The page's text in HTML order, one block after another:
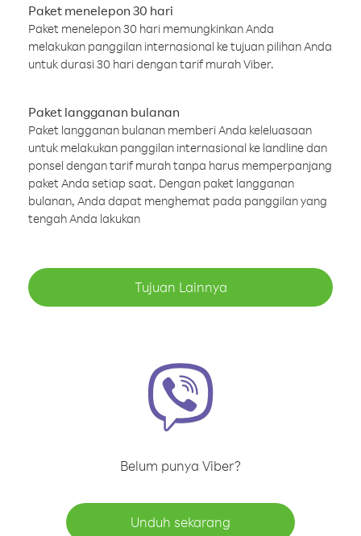
Paket menelepon 30 hari
Paket menelepon 30 hari memungkinkan Anda
melakukan panggilan internasional ke tujuan pilihan Anda
untuk durasi 30 hari dengan tarif murah Viber.
Paket langganan bulanan
Paket langganan bulanan memberi Anda keleluasaan
untuk melakukan panggilan internasional ke landline dan
ponsel dengan tarif murah tanpa harus memperpanjang
paket Anda setiap saat. Dengan paket langganan
bulanan, Anda dapat menghemat pada panggilan yang
tengah Anda lakukan
Tujuan Lainnya
Belum punya Viber?
Unduh sekarang